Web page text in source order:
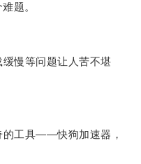
题。
慢等问题让人苦不堪
工具——快狗加速器，